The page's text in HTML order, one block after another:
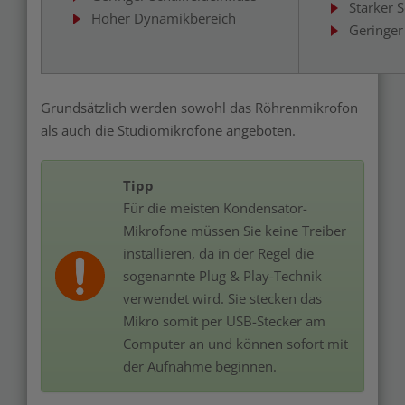
Hoher Dynamikbereich
Starker
Grundsätzlich werden sowohl das Röhrenmikrofon
als auch die Studiomikrofone angeboten.
Tipp
Für die meisten Kondensator-
Mikrofone müssen Sie keine Treiber
installieren, da in der Regel die
sogenannte Plug & Play-Technik
verwendet wird. Sie stecken das
Mikro somit per USB-Stecker am
Computer an und können sofort mit
der Aufnahme beginnen.